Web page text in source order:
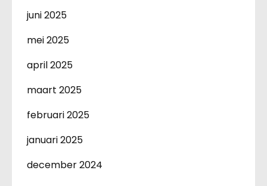
juni 2025
mei 2025
april 2025
maart 2025
februari 2025
januari 2025
december 2024